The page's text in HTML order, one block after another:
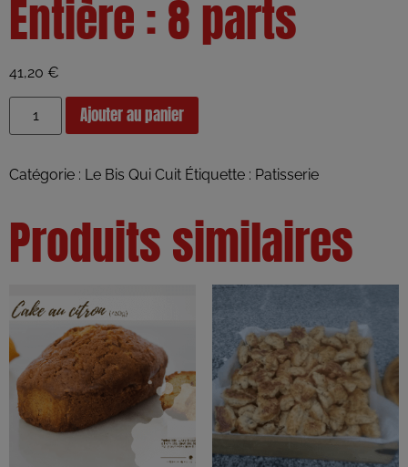
Entière : 8 parts
41,20 €
Ajouter au panier
Catégorie : Le Bis Qui Cuit Étiquette : Patisserie
Produits similaires